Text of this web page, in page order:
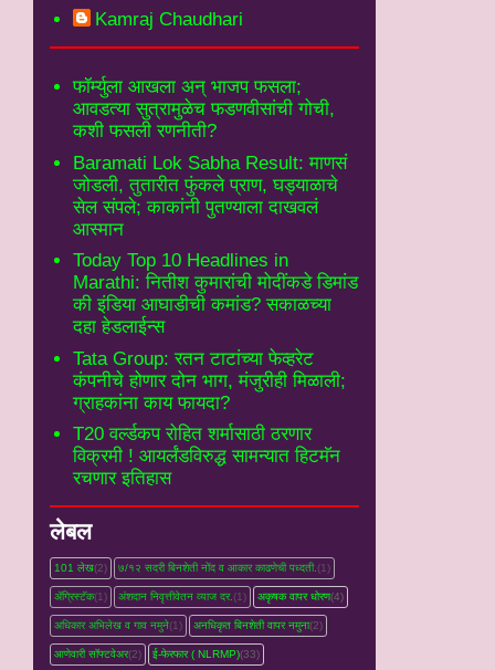
Kamraj Chaudhari
फॉर्म्युला आखला अन् भाजप फसला;
आवडत्या सुत्रामुळेच फडणवीसांची गोची,
कशी फसली रणनीती?
Baramati Lok Sabha Result: माणसं
जोडली, तुतारीत फुंकले प्राण, घड्याळाचे
सेल संपले; काकांनी पुतण्याला दाखवलं
आस्मान
Today Top 10 Headlines in
Marathi: नितीश कुमारांची मोदींकडे डिमांड
की इंडिया आघाडीची कमांड? सकाळच्या
दहा हेडलाईन्स
Tata Group: रतन टाटांच्या फेव्हरेट
कंपनीचे होणार दोन भाग, मंजुरीही मिळाली;
ग्राहकांना काय फायदा?
T20 वर्ल्डकप रोहित शर्मासाठी ठरणार
विक्रमी ! आयर्लंडविरुद्ध सामन्यात हिटमॅन
रचणार इतिहास
लेबल
101 लेख(2) ७/१२ सदरी बिनशेती नोंद व आकार काढणेची पध्दती. (1)
ॲग्रिस्टॅक(1) अंशदान निवृत्तीवेतन व्‍याज दर. (1) अकृषक वापर धोरण(4)
अधिकार अभिलेख व गाव नमुने(1) अनधिकृत बिनशेती वापर नमुना(2)
आणेवारी सॉफ्टवेअर(2) ई-फेरफार ( NLRMP)(33)